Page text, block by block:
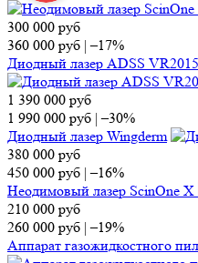
300 000 руб
360 000 руб |–17%
Диодный лазер ADSS VR2015
1 390 000 руб
1 990 000 руб |–30%
Диодный лазер Wingderm
380 000 руб
450 000 руб |–16%
Неодимовый лазер ScinOne X
210 000 руб
260 000 руб |–19%
Аппарат газожидкостного